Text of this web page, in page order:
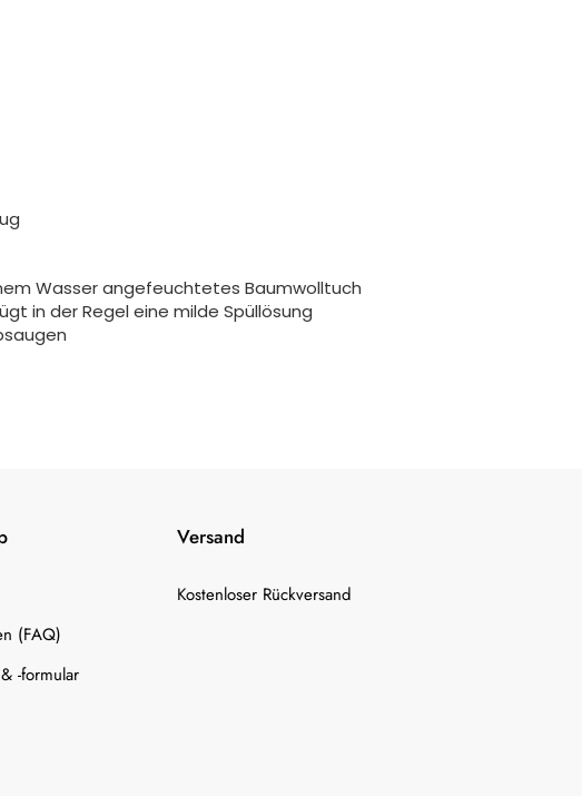
Wasser angefeuchtetes Baumwolltuch
in der Regel eine milde Spüllösung
(FAQ)
-formular
Versand
Kostenloser Rückversand